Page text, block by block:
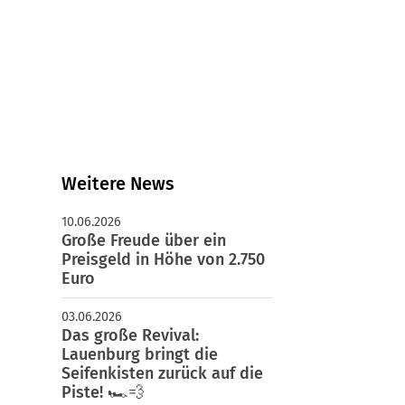
Weitere News
10.06.2026
Große Freude über ein
Preisgeld in Höhe von 2.750
Euro
03.06.2026
Das große Revival:
Lauenburg bringt die
Seifenkisten zurück auf die
Piste! 🏎️💨